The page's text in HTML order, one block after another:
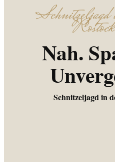
Nah.
Schnitzeljagd in